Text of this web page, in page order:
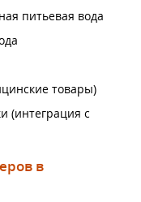
питьевая вода
товары)
(интеграция с
в